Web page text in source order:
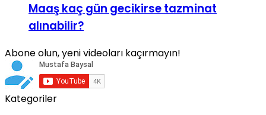
Maaş kaç gün gecikirse tazminat
alınabilir?
Abone olun, yeni videoları kaçırmayın!
Kategoriler